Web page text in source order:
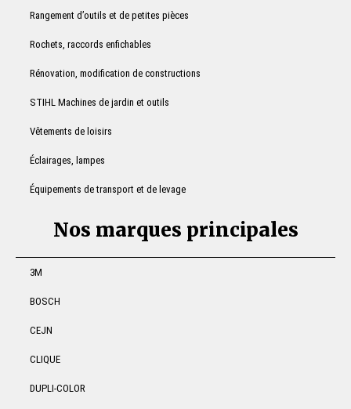
Rangement d’outils et de petites pièces
Rochets, raccords enfichables
Rénovation, modification de constructions
STIHL Machines de jardin et outils
Vêtements de loisirs
Éclairages, lampes
Équipements de transport et de levage
Nos marques principales
3M
BOSCH
CEJN
CLIQUE
DUPLI-COLOR